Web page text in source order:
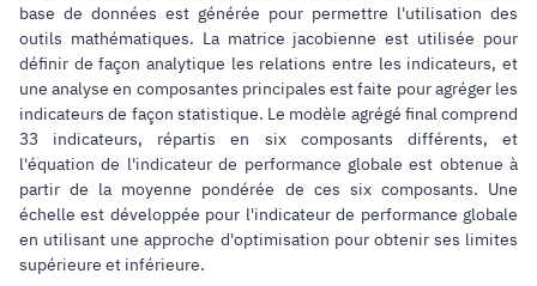
base de données est générée pour permettre l'utilisation des
outils mathématiques. La matrice jacobienne est utilisée pour
définir de façon analytique les relations entre les indicateurs, et
une analyse en composantes principales est faite pour agréger les
indicateurs de façon statistique. Le modèle agrégé final comprend
33 indicateurs, répartis en six composants différents, et
l'équation de l'indicateur de performance globale est obtenue à
partir de la moyenne pondérée de ces six composants. Une
échelle est développée pour l'indicateur de performance globale
en utilisant une approche d'optimisation pour obtenir ses limites
supérieure et inférieure.